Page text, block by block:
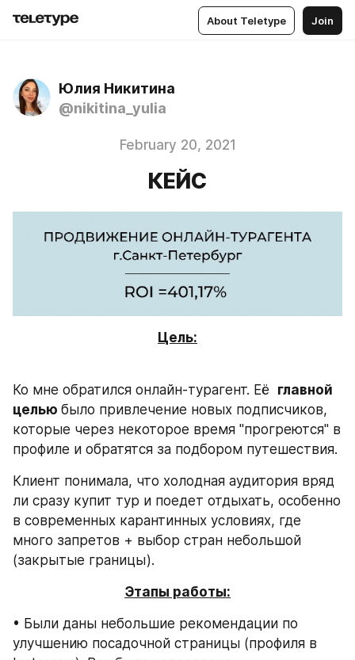
About Teletype Join
Юлия Никитина
@nikitina_yulia
February 20, 2021
КЕЙС
Цель:
Ко мне обратился онлайн-турагент. Её главной
целью было привлечение новых подписчиков,
которые через некоторое время "прогреются" в
профиле и обратятся за подбором путешествия.
Клиент понимала, что холодная аудитория вряд
ли сразу купит тур и поедет отдыхать, особенно
в современных карантинных условиях, где
много запретов + выбор стран небольшой
(закрытые границы).
Этапы работы:
• Были даны небольшие рекомендации по
улучшению посадочной страницы (профиля в